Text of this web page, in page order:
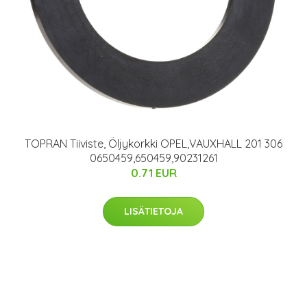
TOPRAN Tiiviste, Öljykorkki OPEL,VAUXHALL 201 306
0650459,650459,90231261
0.71 EUR
LISÄTIETOJA